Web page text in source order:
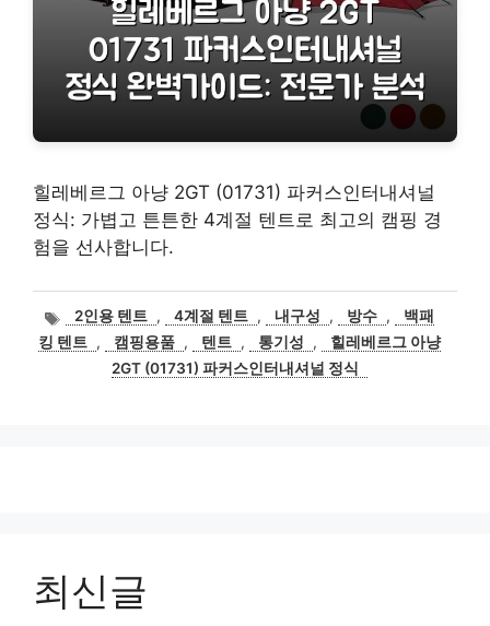
힐레베르그 아냥 2GT (01731) 파커스인터내셔널
정식: 가볍고 튼튼한 4계절 텐트로 최고의 캠핑 경
험을 선사합니다.
태
그
2인용 텐트 , 4계절 텐트 , 내구성 , 방수 ,
백패
킹 텐트 , 캠핑용품 , 텐트 , 통기성 ,
힐레베르그 아냥
2GT (01731) 파커스인터내셔널 정식
최신글